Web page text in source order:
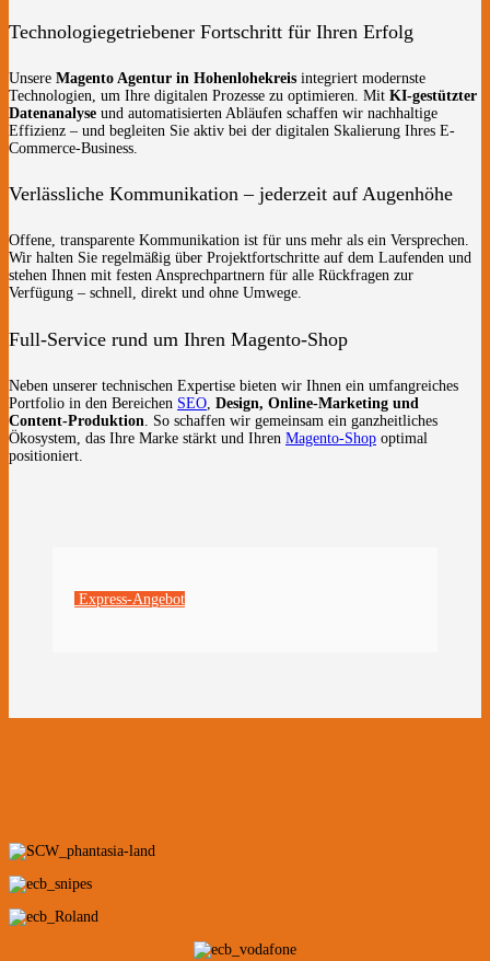
Technologiegetriebener Fortschritt für Ihren Erfolg
Unsere Magento Agentur in Hohenlohekreis integriert modernste
Technologien, um Ihre digitalen Prozesse zu optimieren. Mit KI-gestützter
Datenanalyse und automatisierten Abläufen schaffen wir nachhaltige
Effizienz – und begleiten Sie aktiv bei der digitalen Skalierung Ihres E-
Commerce-Business.
Verlässliche Kommunikation – jederzeit auf Augenhöhe
Offene, transparente Kommunikation ist für uns mehr als ein Versprechen.
Wir halten Sie regelmäßig über Projektfortschritte auf dem Laufenden und
stehen Ihnen mit festen Ansprechpartnern für alle Rückfragen zur
Verfügung – schnell, direkt und ohne Umwege.
Full-Service rund um Ihren Magento-Shop
Neben unserer technischen Expertise bieten wir Ihnen ein umfangreiches
Portfolio in den Bereichen SEO, Design, Online-Marketing und
Content-Produktion. So schaffen wir gemeinsam ein ganzheitliches
Ökosystem, das Ihre Marke stärkt und Ihren Magento-Shop optimal
positioniert.
Express-Angebot